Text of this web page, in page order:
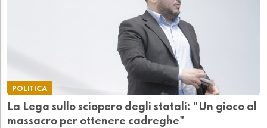
POLITICA
La Lega sullo sciopero degli statali: "Un gioco al
massacro per ottenere cadreghe"